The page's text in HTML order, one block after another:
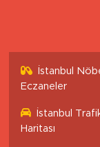
İstanbul
İstanbul